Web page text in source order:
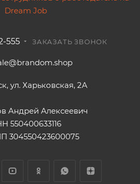
555 ЗАКАЗАТЬ ЗВОНОК
ул. Харьковская, 2А
Андрей Алексеевич
550400633116
304550423600075